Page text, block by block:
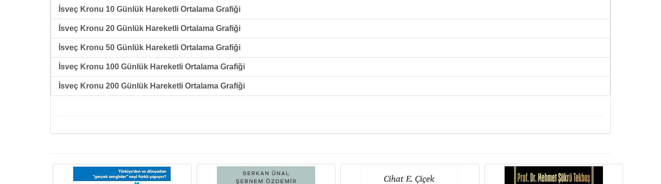
İsveç Kronu 10 Günlük Hareketli Ortalama Grafiği
İsveç Kronu 20 Günlük Hareketli Ortalama Grafiği
İsveç Kronu 50 Günlük Hareketli Ortalama Grafiği
İsveç Kronu 100 Günlük Hareketli Ortalama Grafiği
İsveç Kronu 200 Günlük Hareketli Ortalama Grafiği